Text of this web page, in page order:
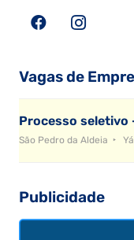
Vagas de
Processo seletivo
São Pedro da Aldeia
Publicidade